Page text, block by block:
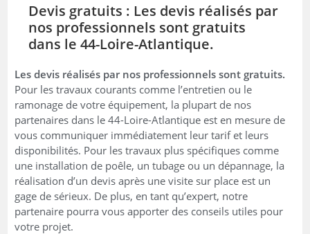
Devis gratuits : Les devis réalisés par
nos professionnels sont gratuits
dans le 44-Loire-Atlantique.
Les devis réalisés par nos professionnels sont gratuits.
Pour les travaux courants comme l’entretien ou le
ramonage de votre équipement, la plupart de nos
partenaires dans le 44-Loire-Atlantique est en mesure de
vous communiquer immédiatement leur tarif et leurs
disponibilités. Pour les travaux plus spécifiques comme
une installation de poêle, un tubage ou un dépannage, la
réalisation d’un devis après une visite sur place est un
gage de sérieux. De plus, en tant qu’expert, notre
partenaire pourra vous apporter des conseils utiles pour
votre projet.